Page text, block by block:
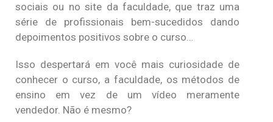
sociais ou no site da faculdade, que traz uma
série de profissionais bem-sucedidos dando
depoimentos positivos sobre o curso…
Isso despertará em você mais curiosidade de
conhecer o curso, a faculdade, os métodos de
ensino em vez de um vídeo meramente
vendedor. Não é mesmo?